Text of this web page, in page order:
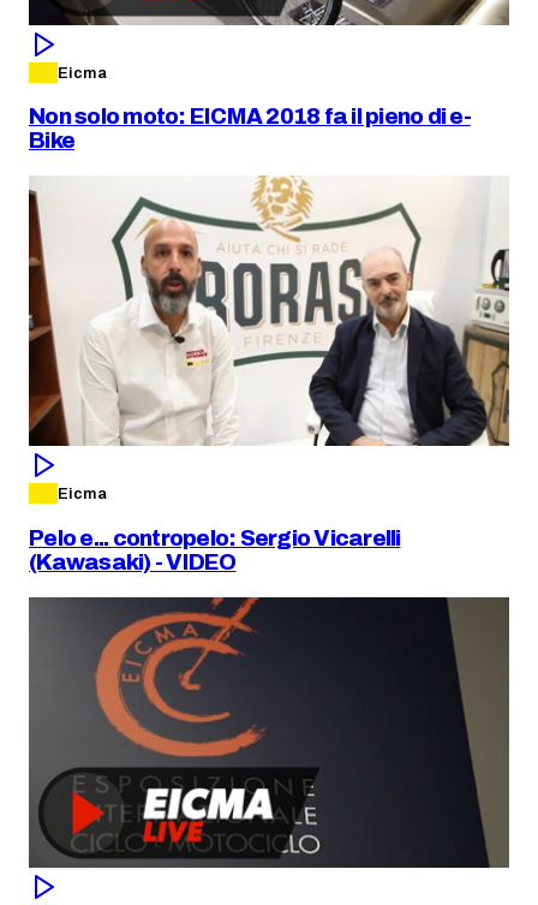
Eicma
Non solo moto: EICMA 2018 fa il pieno di e-
Bike
Eicma
Pelo e... contropelo: Sergio Vicarelli
(Kawasaki) - VIDEO